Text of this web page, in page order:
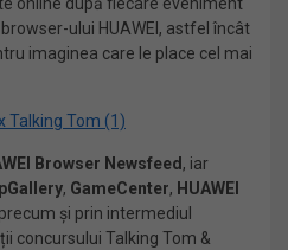
ului HUAWEI, astfel încât
imaginea care le place cel mai
Browser Newsfeed , iar
, GameCenter, HUAWEI
și prin intermediul
concursului Talking Tom &